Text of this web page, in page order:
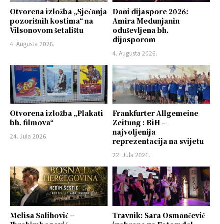
Otvorena izložba „Sjećanja
pozorišnih kostima“ na
Vilsonovom šetalištu
4. Augusta 2026.
Dani dijaspore 2026:
Amira Medunjanin
oduševljena bh.
dijasporom
4. Augusta 2026.
Otvorena izložba „Plakati
bh. filmova“
24. Jula 2026.
Frankfurter Allgemeine
Zeitung : BiH –
najvoljenija
reprezentacija na svijetu
22. Jula 2026.
Melisa Salihović –
Travnik: Sara Osmančević